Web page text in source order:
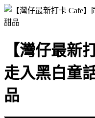
【灣仔最新
走入黑白童
品